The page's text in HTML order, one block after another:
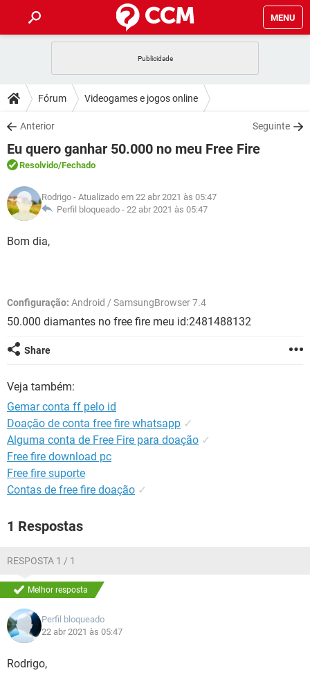
MENU
CELULAR FACEBOOK
OUTLOOK
INSTAGRAM GMAIL
GUIA DE COMPRAS
DICAS
JOGOS WHATSAPP
OUTLOOK
INSTAGRAM
GUIA DE COMPRAS
DOWNLOADS
JOGOS WHATSAPP
CELULAR
OUTLOOK EXCEL
INSTAGRAM
GUIA DE COMPRAS
FÓRUM
JOGOS
CELULAR FACEBOOK
GLOSSÁRIO
JOGOS
CELULAR
Fórum Videogames e jogos online
Anterior Seguinte
Eu quero ganhar 50.000 no meu Free Fire
Resolvido/Fechado
Rodrigo - Atualizado em 22 abr 2021 às 05:47
Perfil bloqueado - 22 abr 2021 às 05:47
Bom dia,
Configuração: Android / SamsungBrowser 7.4
50.000 diamantes no free fire meu id:2481488132
Share
Veja também:
Gemar conta ff pelo id
Doação de conta free fire whatsapp ✓
Alguma conta de Free Fire para doação ✓
Free fire download pc
Free fire suporte
Contas de free fire doação ✓
1 Respostas
RESPOSTA 1 / 1
Melhor resposta
Perfil bloqueado
22 abr 2021 às 05:47
Rodrigo,